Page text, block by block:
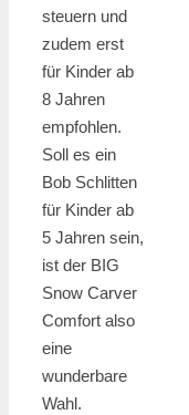
steuern und
zudem erst
für Kinder ab
8 Jahren
empfohlen.
Soll es ein
Bob Schlitten
für Kinder ab
5 Jahren sein,
ist der BIG
Snow Carver
Comfort also
eine
wunderbare
Wahl.